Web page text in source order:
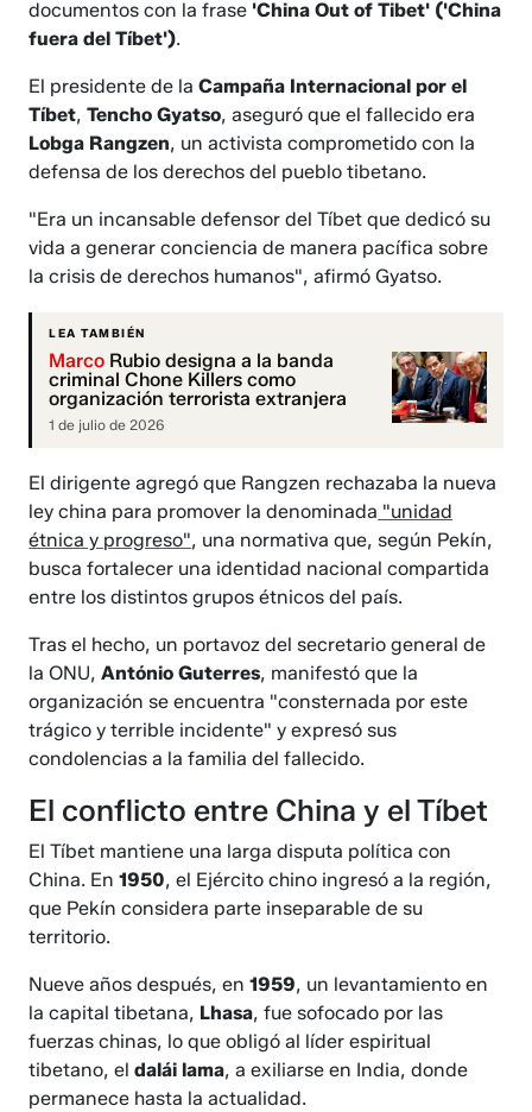
documentos con la frase 'China Out of Tibet' ('China
fuera del Tíbet').
El presidente de laCampaña Internacional por el
Tíbet,Tencho Gyatso, aseguró que el fallecido era
Lobga Rangzen, un activista comprometido con la
defensa de los derechos del pueblo tibetano.
"Era un incansable defensor del Tíbet que dedicó su
vida a generar conciencia de manera pacífica sobre
la crisis de derechos humanos", afirmó Gyatso.
LEA TAMBIÉN
Marco Rubio designa a la banda
criminal Chone Killers como
organización terrorista extranjera
1 de julio de 2026
El dirigente agregó que Rangzen rechazaba la nueva
ley china para promover la denominada "unidad
étnica y progreso", una normativa que, según Pekín,
busca fortalecer una identidad nacional compartida
entre los distintos grupos étnicos del país.
Tras el hecho, un portavoz del secretario general de
la ONU,António Guterres, manifestó que la
organización se encuentra "consternada por este
trágico y terrible incidente" y expresó sus
condolencias a la familia del fallecido.
El conflicto entre China y el Tíbet
El Tíbet mantiene una larga disputa política con
China. En1950, el Ejército chino ingresó a la región,
que Pekín considera parte inseparable de su
territorio.
Nueve años después, en1959, un levantamiento en
la capital tibetana, Lhasa, fue sofocado por las
fuerzas chinas, lo que obligó al líder espiritual
tibetano, eldalái lama, a exiliarse en India, donde
permanece hasta la actualidad.